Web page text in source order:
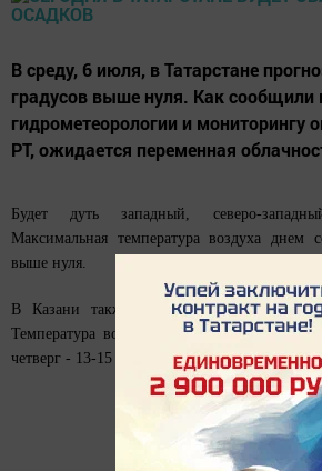
В среду, 6 июля, в Татарстане
градусов выше нуля. Как сообщили
гидрометеорологии и
РТ, ожидается переменная
Будет дуть западный, северо-
Максимальная температура воздуха днем
выше нуля.
В Казани также ожидается переменная
Температура воздуха днем - 23-25
четверг - 13-15 градусов тепла.